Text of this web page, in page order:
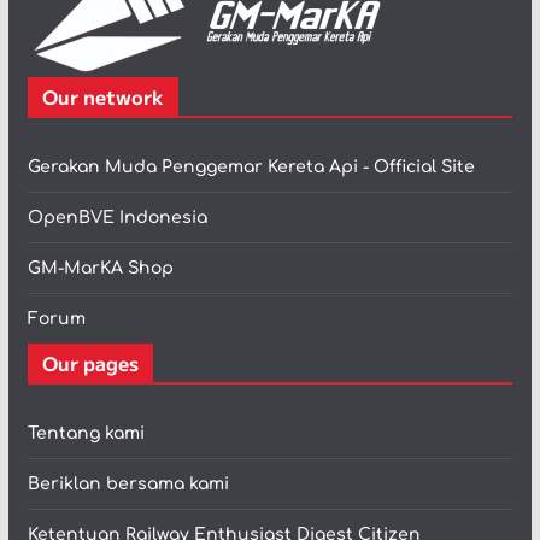
Our network
Gerakan Muda Penggemar Kereta Api - Official Site
OpenBVE Indonesia
GM-MarKA Shop
Forum
Our pages
Tentang kami
Beriklan bersama kami
Ketentuan Railway Enthusiast Digest Citizen